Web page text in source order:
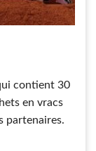
contient 30
en vracs
partenaires.